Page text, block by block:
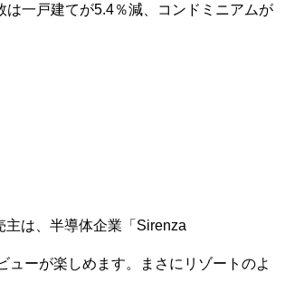
一戸建てが5.4％減、コンドミニアムが
は、半導体企業「Sirenza
ーが楽しめます。まさにリゾートのよ